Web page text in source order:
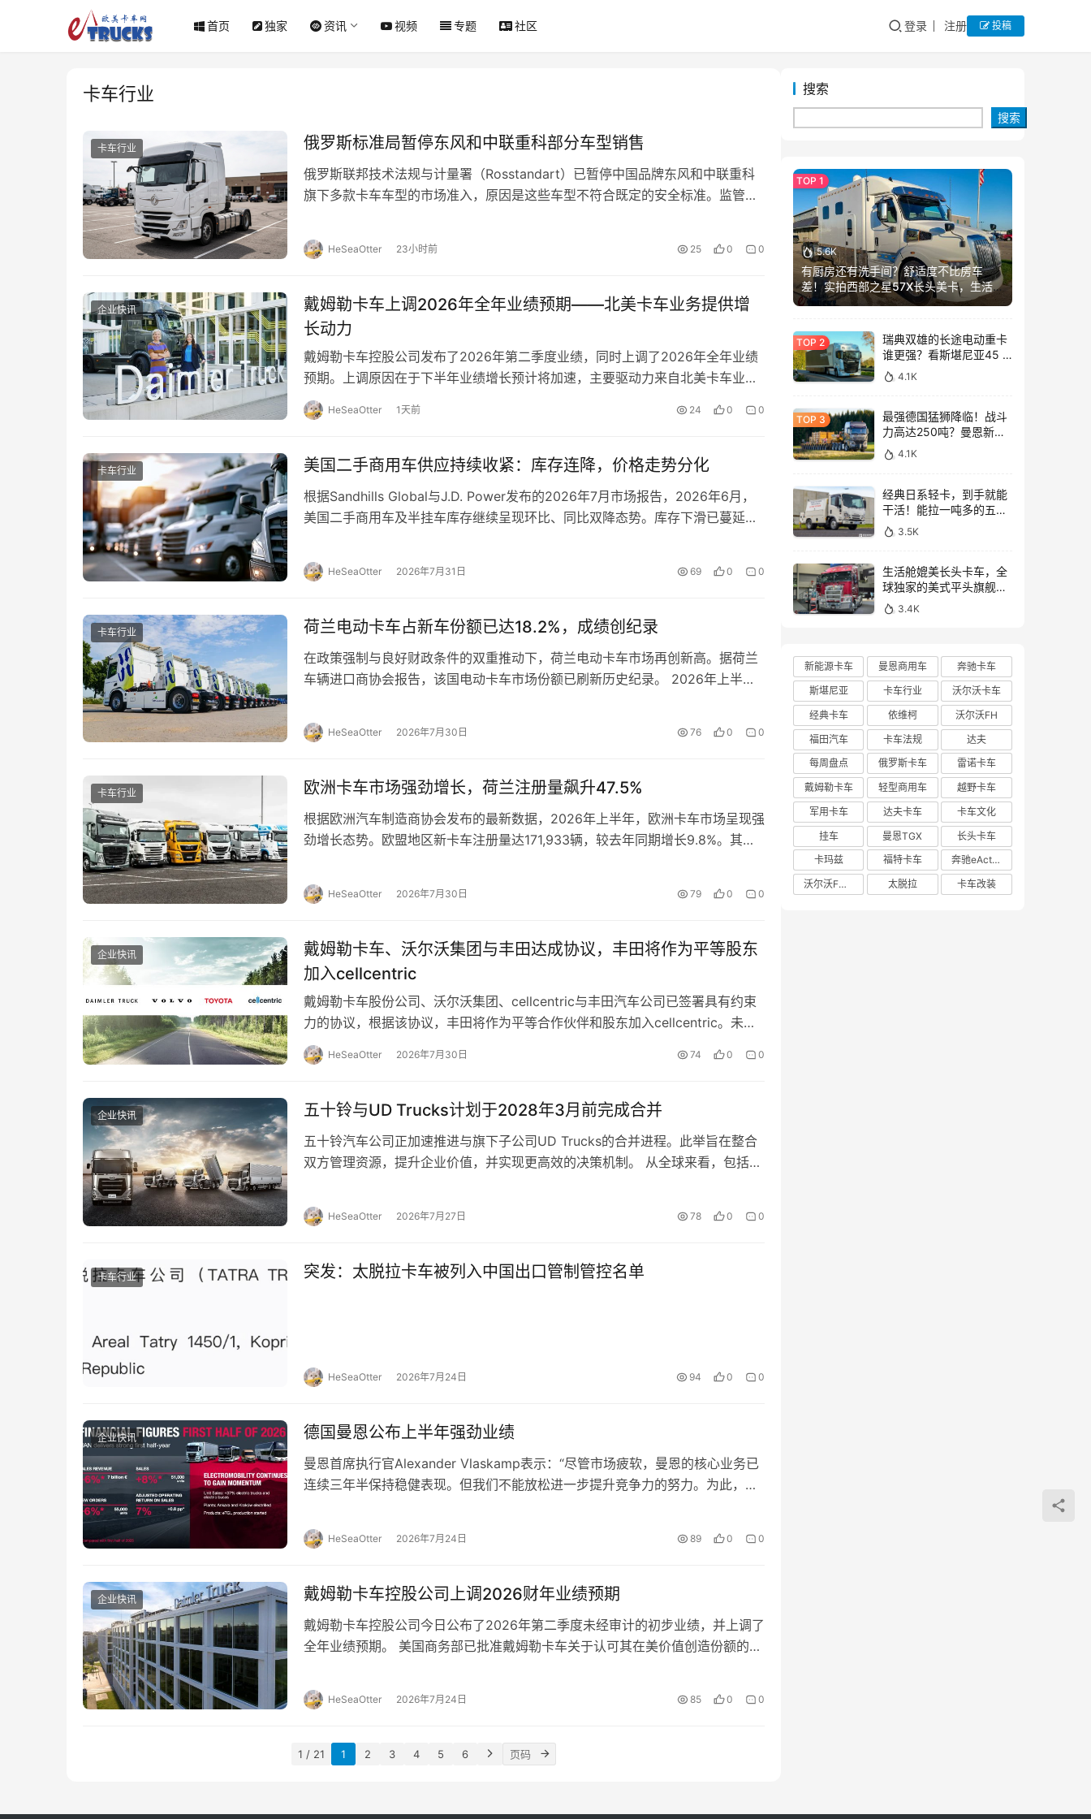
首页 独家 资讯 视频 专题 社区 登录 注册 投稿
卡车行业
卡车行业 俄罗斯标准局暂停东风和中联重科部分车型销售
俄罗斯联邦技术法规与计量署（Rosstandart）已暂停中国品牌东风和中联重科
旗下多款卡车车型的市场准入，原因是这些车型不符合既定的安全标准。监管机
HeSeaOtter 23小时前 25 0 0
企业快讯
戴姆勒卡车上调2026年全年业绩预期——北美卡车业务提供增
长动力
戴姆勒卡车控股公司发布了2026年第二季度业绩，同时上调了2026年全年业绩
预期。上调原因在于下半年业绩增长预计将加速，主要驱动力来自北美卡车业务
预期销量的增长，以及美国商务部于2…
HeSeaOtter 1天前 24 0 0
卡车行业 美国二手商用车供应持续收紧：库存连降，价格走势分化
根据Sandhills Global与J.D. Power发布的2026年7月市场报告，2026年6月，
美国二手商用车及半挂车库存继续呈现环比、同比双降态势。库存下滑已蔓延至
HeSeaOtter 2026年7月31日 69 0 0
卡车行业 荷兰电动卡车占新车份额已达18.2%，成绩创纪录
在政策强制与良好财政条件的双重推动下，荷兰电动卡车市场再创新高。据荷兰
车辆进口商协会报告，该国电动卡车市场份额已刷新历史纪录。 2026年上半
HeSeaOtter 2026年7月30日 76 0 0
卡车行业 欧洲卡车市场强劲增长，荷兰注册量飙升47.5%
根据欧洲汽车制造商协会发布的最新数据，2026年上半年，欧洲卡车市场呈现强
劲增长态势。欧盟地区新卡车注册量达171,933辆，较去年同期增长9.8%。其
HeSeaOtter 2026年7月30日 79 0 0
企业快讯
戴姆勒卡车、沃尔沃集团与丰田达成协议，丰田将作为平等股东
加入cellcentric
戴姆勒卡车股份公司、沃尔沃集团、cellcentric与丰田汽车公司已签署具有约束
力的协议，根据该协议，丰田将作为平等合作伙伴和股东加入cellcentric。未
来，三家股东将各持…
HeSeaOtter 2026年7月30日 74 0 0
企业快讯 五十铃与UD Trucks计划于2028年3月前完成合并
五十铃汽车公司正加速推进与旗下子公司UD Trucks的合并进程。此举旨在整合
双方管理资源，提升企业价值，并实现更高效的决策机制。 从全球来看，包括
HeSeaOtter 2026年7月27日 78 0 0
卡车行业 突发：太脱拉卡车被列入中国出口管制管控名单
HeSeaOtter 2026年7月24日 94 0 0
企业快讯 德国曼恩公布上半年强劲业绩
曼恩首席执行官Alexander Vlaskamp表示：“尽管市场疲软，曼恩的核心业务已
连续三年半保持稳健表现。但我们不能放松进一步提升竞争力的努力。为此，我
HeSeaOtter 2026年7月24日 89 0 0
企业快讯 戴姆勒卡车控股公司上调2026财年业绩预期
戴姆勒卡车控股公司今日公布了2026年第二季度未经审计的初步业绩，并上调了
全年业绩预期。 美国商务部已批准戴姆勒卡车关于认可其在美价值创造份额的申
HeSeaOtter 2026年7月24日 85 0 0
1 / 21 1 2 3 4 5 6
搜索
搜索
5.6K
有厨房还有洗手间？舒适度不比房车
差！实拍西部之星57X长头美卡，生活舱
加长这么多？
瑞典双雄的长途电动重卡
谁更强？看斯堪尼亚45 R
与沃尔沃FH Aero Electric
同台竞技！
4.1K
最强德国猛狮降临！战斗
力高达250吨？曼恩新款
TGX大件牵引车深入解析
4.1K
经典日系轻卡，到手就能
干活！能拉一吨多的五十
铃NLR工作车实拍
3.5K
生活舱媲美长头卡车，全
球独家的美式平头旗舰！
亮相布里斯班卡车展的肯
沃斯K220牵引车实拍
3.4K
新能源卡车 曼恩商用车
奔驰卡车
斯堪尼亚
卡车行业
沃尔沃卡车
经典卡车
依维柯
沃尔沃FH
福田汽车
卡车法规
达夫
每周盘点
俄罗斯卡车
雷诺卡车
戴姆勒卡车
轻型商用车
越野卡车
军用卡车
达夫卡车
卡车文化
挂车
曼恩TGX
长头卡车
卡玛兹
福特卡车
奔驰eActros 600
沃尔沃FH Aero
太脱拉 卡车改装